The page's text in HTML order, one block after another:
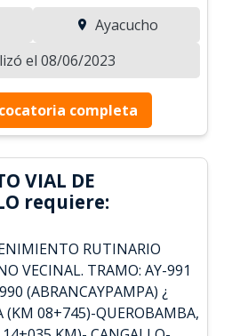
Ayacucho
el 08/06/2023
completa
VIAL DE
requiere:
RUTINARIO
VECINAL. TRAMO: AY-991
(ABRANCAYPAMPA) ¿
(KM 08+745)-QUEROBAMBA,